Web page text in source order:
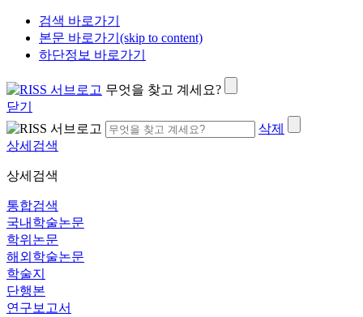
검색 바로가기
본문 바로가기(skip to content)
하단정보 바로가기
무엇을 찾고 계세요?
닫기
삭제
상세검색
상세검색
통합검색
국내학술논문
학위논문
해외학술논문
학술지
단행본
연구보고서